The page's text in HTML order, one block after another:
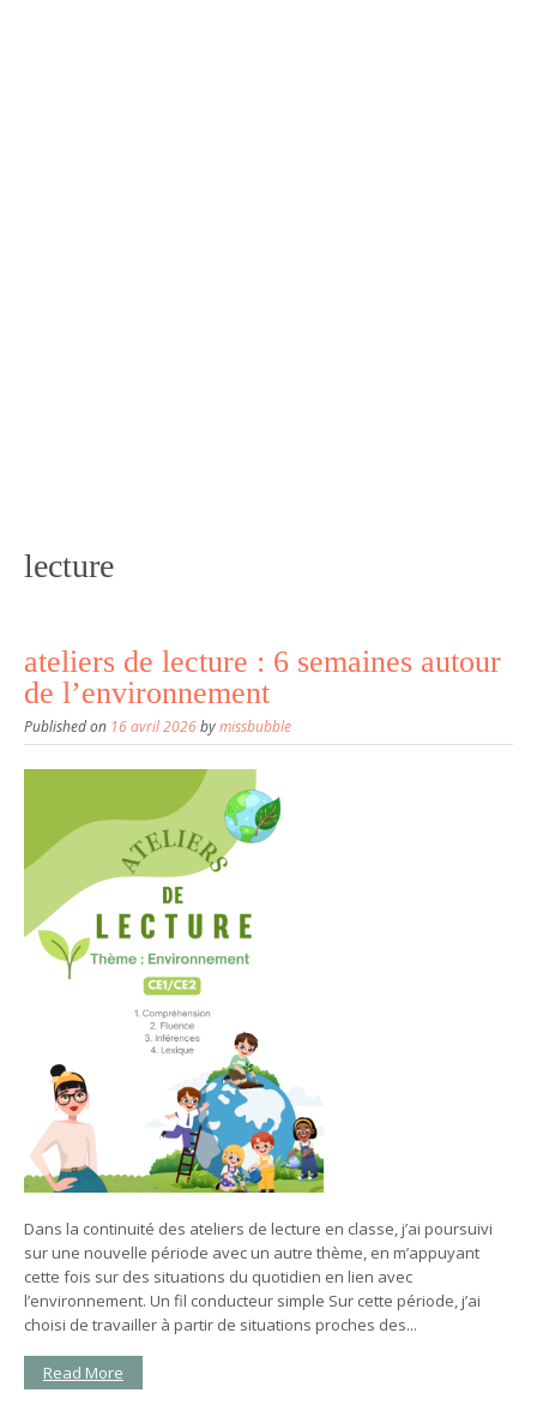
lecture
ateliers de lecture : 6 semaines autour
de l’environnement
Published on 16 avril 2026bymissbubble
Dans la continuité des ateliers de lecture en classe, j’ai poursuivi
sur une nouvelle période avec un autre thème, en m’appuyant
cette fois sur des situations du quotidien en lien avec
l’environnement. Un fil conducteur simple Sur cette période, j’ai
choisi de travailler à partir de situations proches des...
Read More